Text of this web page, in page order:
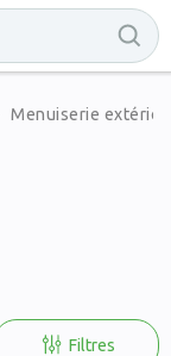
Menuiserie
Filtres